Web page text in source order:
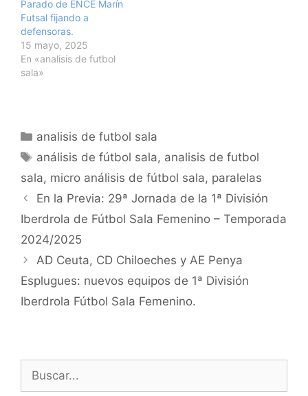
Parado de ENCE Marín
Futsal fijando a
defensoras.
15 mayo, 2025
En «analisis de futbol
sala»
Categorías
analisis de futbol sala
Etiquetas
análisis de fútbol sala, analisis de futbol
sala, micro análisis de fútbol sala, paralelas
Navegación
de
En la Previa: 29ª Jornada de la 1ª División
Iberdrola de Fútbol Sala Femenino – Temporada
2024/2025
AD Ceuta, CD Chiloeches y AE Penya
Esplugues: nuevos equipos de 1ª División
Iberdrola Fútbol Sala Femenino.